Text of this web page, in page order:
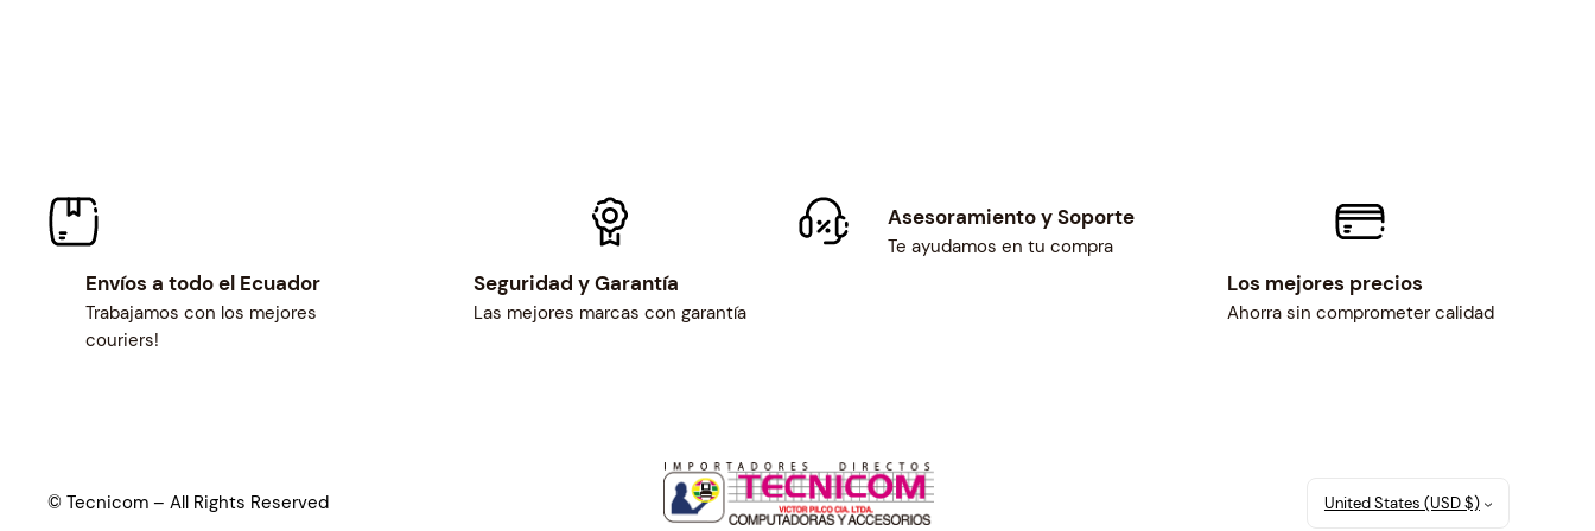
Envíos a todo el Ecuador
Trabajamos con los mejores
couriers!
Seguridad y Garantía
Las mejores marcas con garantía
Asesoramiento y Soporte
Te ayudamos en tu compra
Los mejores precios
Ahorra sin comprometer calidad
© Tecnicom – All Rights Reserved United States (USD $)